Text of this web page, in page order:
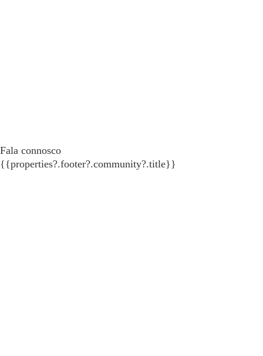
Fala connosco
{{properties?.footer?.community?.title}}